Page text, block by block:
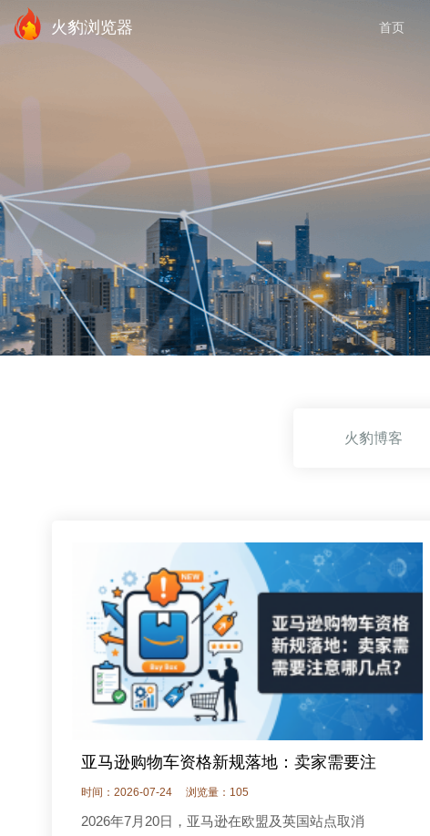
火豹浏览器 首页
火豹博客
亚马逊购物车资格新规落地：卖家需要注
时间：2026-07-24 浏览量：105
2026年7月20日，亚马逊在欧盟及英国站点取消